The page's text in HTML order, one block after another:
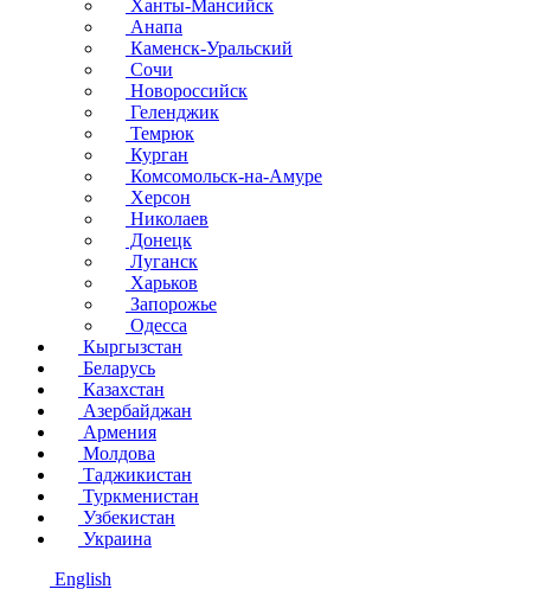
Ханты-Мансийск
Анапа
Каменск-Уральский
Сочи
Новороссийск
Геленджик
Темрюк
Курган
Комсомольск-на-Амуре
Херсон
Николаев
Донецк
Луганск
Харьков
Запорожье
Одесса
Кыргызстан
Беларусь
Казахстан
Азербайджан
Армения
Молдова
Таджикистан
Туркменистан
Узбекистан
Украина
English